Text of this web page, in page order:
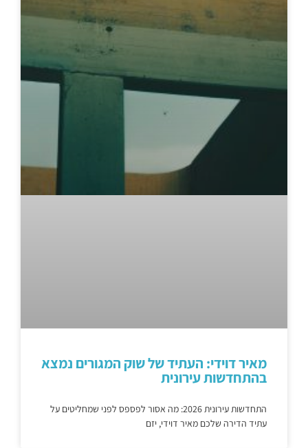
מאיר דוידי: העתיד של שוק המגורים נמצא
בהתחדשות עירונית
התחדשות עירונית 2026: מה אסור לפספס לפני שמחליטים על
עתיד הדירה שלכם מאיר דוידי, יזם